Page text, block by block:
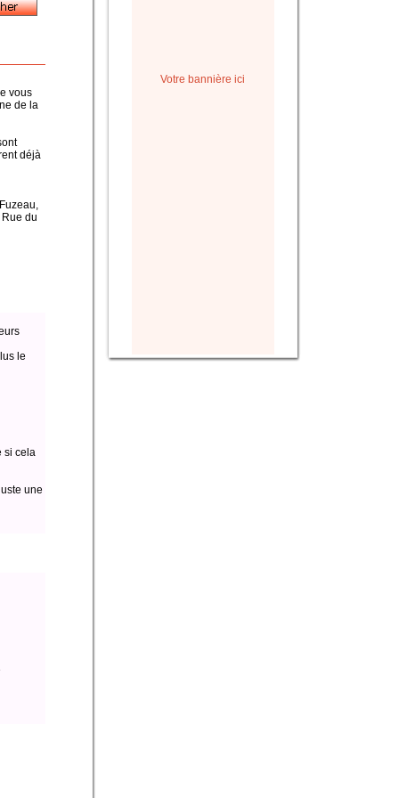
vous
de la
déjà
du
le
si cela
une
Votre bannière ici